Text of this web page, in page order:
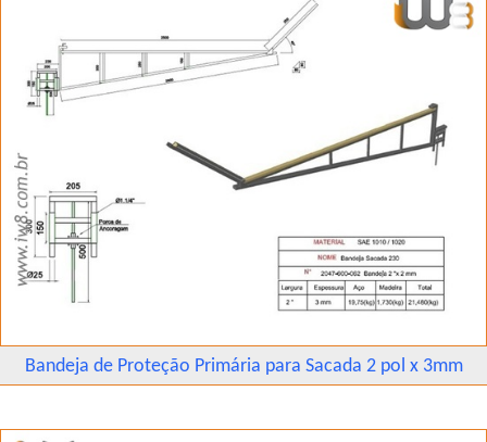
Bandeja de Proteção Primária para Sacada 2 pol x 3mm